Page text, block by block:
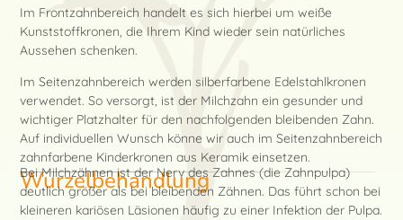
Wurzelbehandlung
Bei Milchzähnen ist der Nerv des Zahnes (die Zahnpulpa)
deutlich größer als bei bleibenden Zähnen. Das führt schon bei
kleineren kariösen Läsionen häufig zu einer Infektion der Pulpa.
Im Frontzahnbereich handelt es sich hierbei um weiße
Kunststoffkronen, die Ihrem Kind wieder sein natürliches
Aussehen schenken.
Im Seitenzahnbereich werden silberfarbene Edelstahlkronen
verwendet. So versorgt, ist der Milchzahn ein gesunder und
wichtiger Platzhalter für den nachfolgenden bleibenden Zahn.
Auf individuellen Wunsch könne wir auch im Seitenzahnbereich
zahnfarbene Kinderkronen aus Keramik einsetzen.